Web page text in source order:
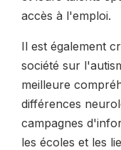
accès à l'emploi.
Il est également
société sur
meilleure
différences
campagnes
les écoles et les